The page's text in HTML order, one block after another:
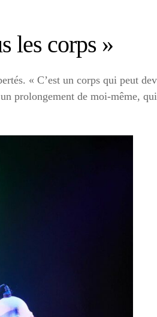
les corps »
« C’est un corps qui peut
prolongement de moi-même,